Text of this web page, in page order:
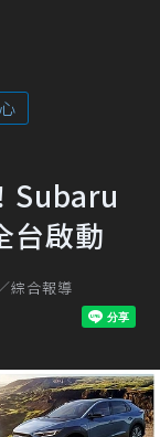
Subaru
台啟動
綜合報導